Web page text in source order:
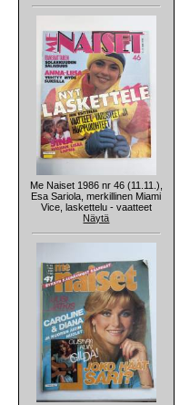
Me Naiset 1986 nr 46 (11.11.),
Esa Sariola, merkillinen Miami
Vice, laskettelu - vaatteet
Näytä